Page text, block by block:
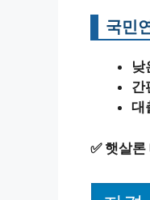
국민
낮
간
대
✅ 햇살론